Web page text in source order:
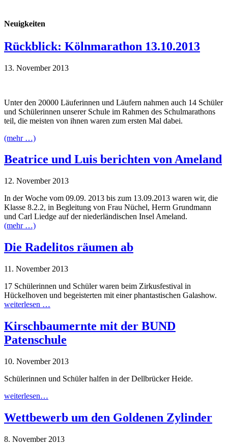
Neuigkeiten
Rückblick: Kölnmarathon 13.10.2013
13. November 2013
Unter den 20000 Läuferinnen und Läufern nahmen auch 14 Schüler
und Schülerinnen unserer Schule im Rahmen des Schulmarathons
teil, die meisten von ihnen waren zum ersten Mal dabei.
(mehr …)
Beatrice und Luis berichten von Ameland
12. November 2013
In der Woche vom 09.09. 2013 bis zum 13.09.2013 waren wir, die
Klasse 8.2.2, in Begleitung von Frau Nüchel, Herrn Grundmann
und Carl Liedge auf der niederländischen Insel Ameland.
(mehr …)
Die Radelitos räumen ab
11. November 2013
17 Schülerinnen und Schüler waren beim Zirkusfestival in
Hückelhoven und begeisterten mit einer phantastischen Galashow.
weiterlesen …
Kirschbaumernte mit der BUND
Patenschule
10. November 2013
Schülerinnen und Schüler halfen in der Dellbrücker Heide.
weiterlesen…
Wettbewerb um den Goldenen Zylinder
8. November 2013